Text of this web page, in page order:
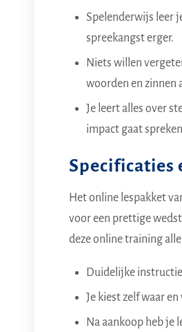
Spelenderwijs leer
spreekangst erger.
Niets willen
woorden en zinnen
Je leert alles over
impact gaat
Specificaties
Het online lespakket
voor een prettige
deze online training alle
Duidelijke
Je kiest zelf waar
Na aankoop heb je